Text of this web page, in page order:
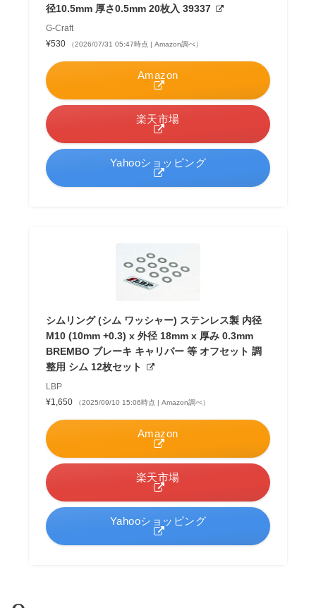
径10.5mm 厚さ0.5mm 20枚入 39337
G-Craft
¥530
（2026/07/31 05:47時点 | Amazon調べ）
Amazon
楽天市場
Yahooショッピング
シムリング (シム ワッシャー) ステンレス製 内径
M10 (10mm +0.3) x 外径 18mm x 厚み 0.3mm
BREMBO ブレーキ キャリパー 等 オフセット 調
整用 シム 12枚セット
LBP
¥1,650
（2025/09/10 15:06時点 | Amazon調べ）
Amazon
楽天市場
Yahooショッピング